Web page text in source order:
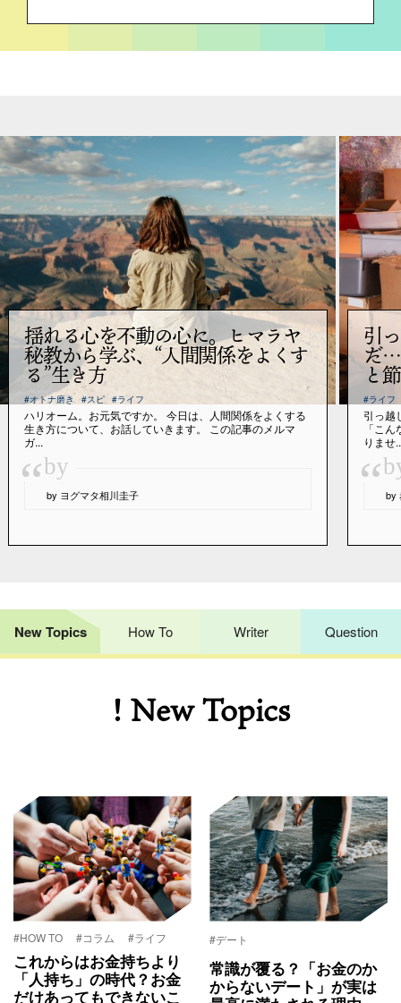
揺れる心を不動の心に。ヒマラヤ
秘教から学ぶ、“人間関係をよくす
る”生き方
#オトナ磨き #スピ #ライフ
ハリオーム。お元気ですか。 今日は、人間関係をよくする
生き方について、お話していきます。 この記事のメルマ
ガ...
“by
by ヨグマタ相川圭子
引
だ…
と
#ライフ
引っ越
「こ
りませ
“ by
New Topics How To Writer Question
! New Topics
#HOW TO #コラム #ライフ
これからはお金持ちより
「人持ち」の時代？お金
だけあってもできないこ
#デート
常識が覆る？「お金のか
からないデート」が実は